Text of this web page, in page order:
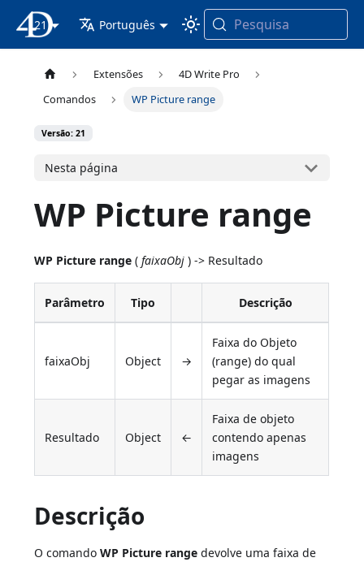
Documentação 4D
21 Português Pesquisa
Extensões
4D Write Pro
Comandos
WP Picture range
Versão: 21
Nesta página
WP Picture range
WP Picture range (faixaObj ) -> Resultado
Parâmetro Tipo Descrição
faixaObj Object →
Faixa do Objeto
(range) do qual
pegar as imagens
Resultado Object ←
Faixa de objeto
contendo apenas
imagens
Descrição
O comandoWP Picture range devolve uma faixa de